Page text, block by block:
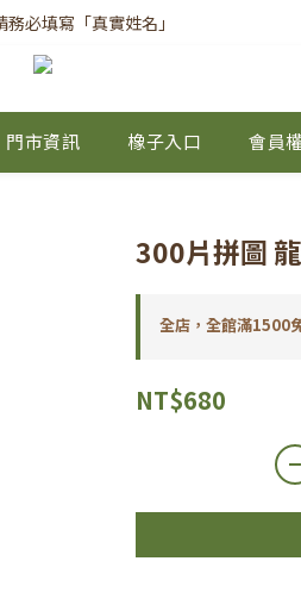
必填寫「真實姓名」
必填寫「真實姓名」
｜會員滿千免運日
務必填寫「真實姓名」
門市資訊 橡子入口 會員
300片拼圖
全店，全館滿1500
NT$680